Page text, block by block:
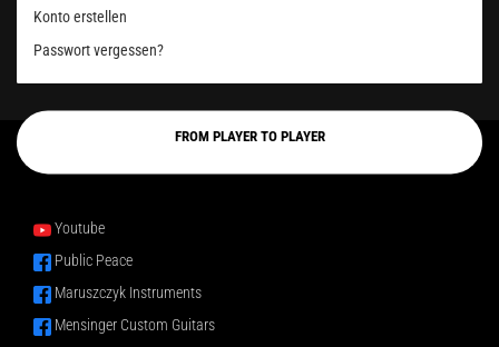
Konto erstellen
Passwort vergessen?
FROM PLAYER TO PLAYER
Youtube
Public Peace
Maruszczyk Instruments
Mensinger Custom Guitars